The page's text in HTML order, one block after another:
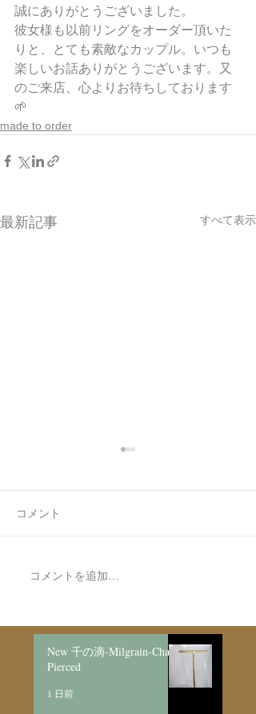
誠にありがとうございました。
彼女様も以前リングをオーダー頂いた
りと、とても素敵なカップル。いつも
楽しいお話ありがとうございます。又
のご来店、心よりお待ちしております
🌱
made to order
最新記事 すべて表示
Made to order Skull
コメント
コメントを追加…
New 千の滴-Milgrain-Chain
Pierced
1 日前